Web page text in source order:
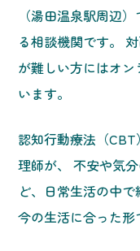
（湯田温泉駅周辺
る相談機関です。
が難しい方にはオ
います。
認知行動療法（
理師が、 不安や気
ど、日常生活の中で
今の生活に合った形